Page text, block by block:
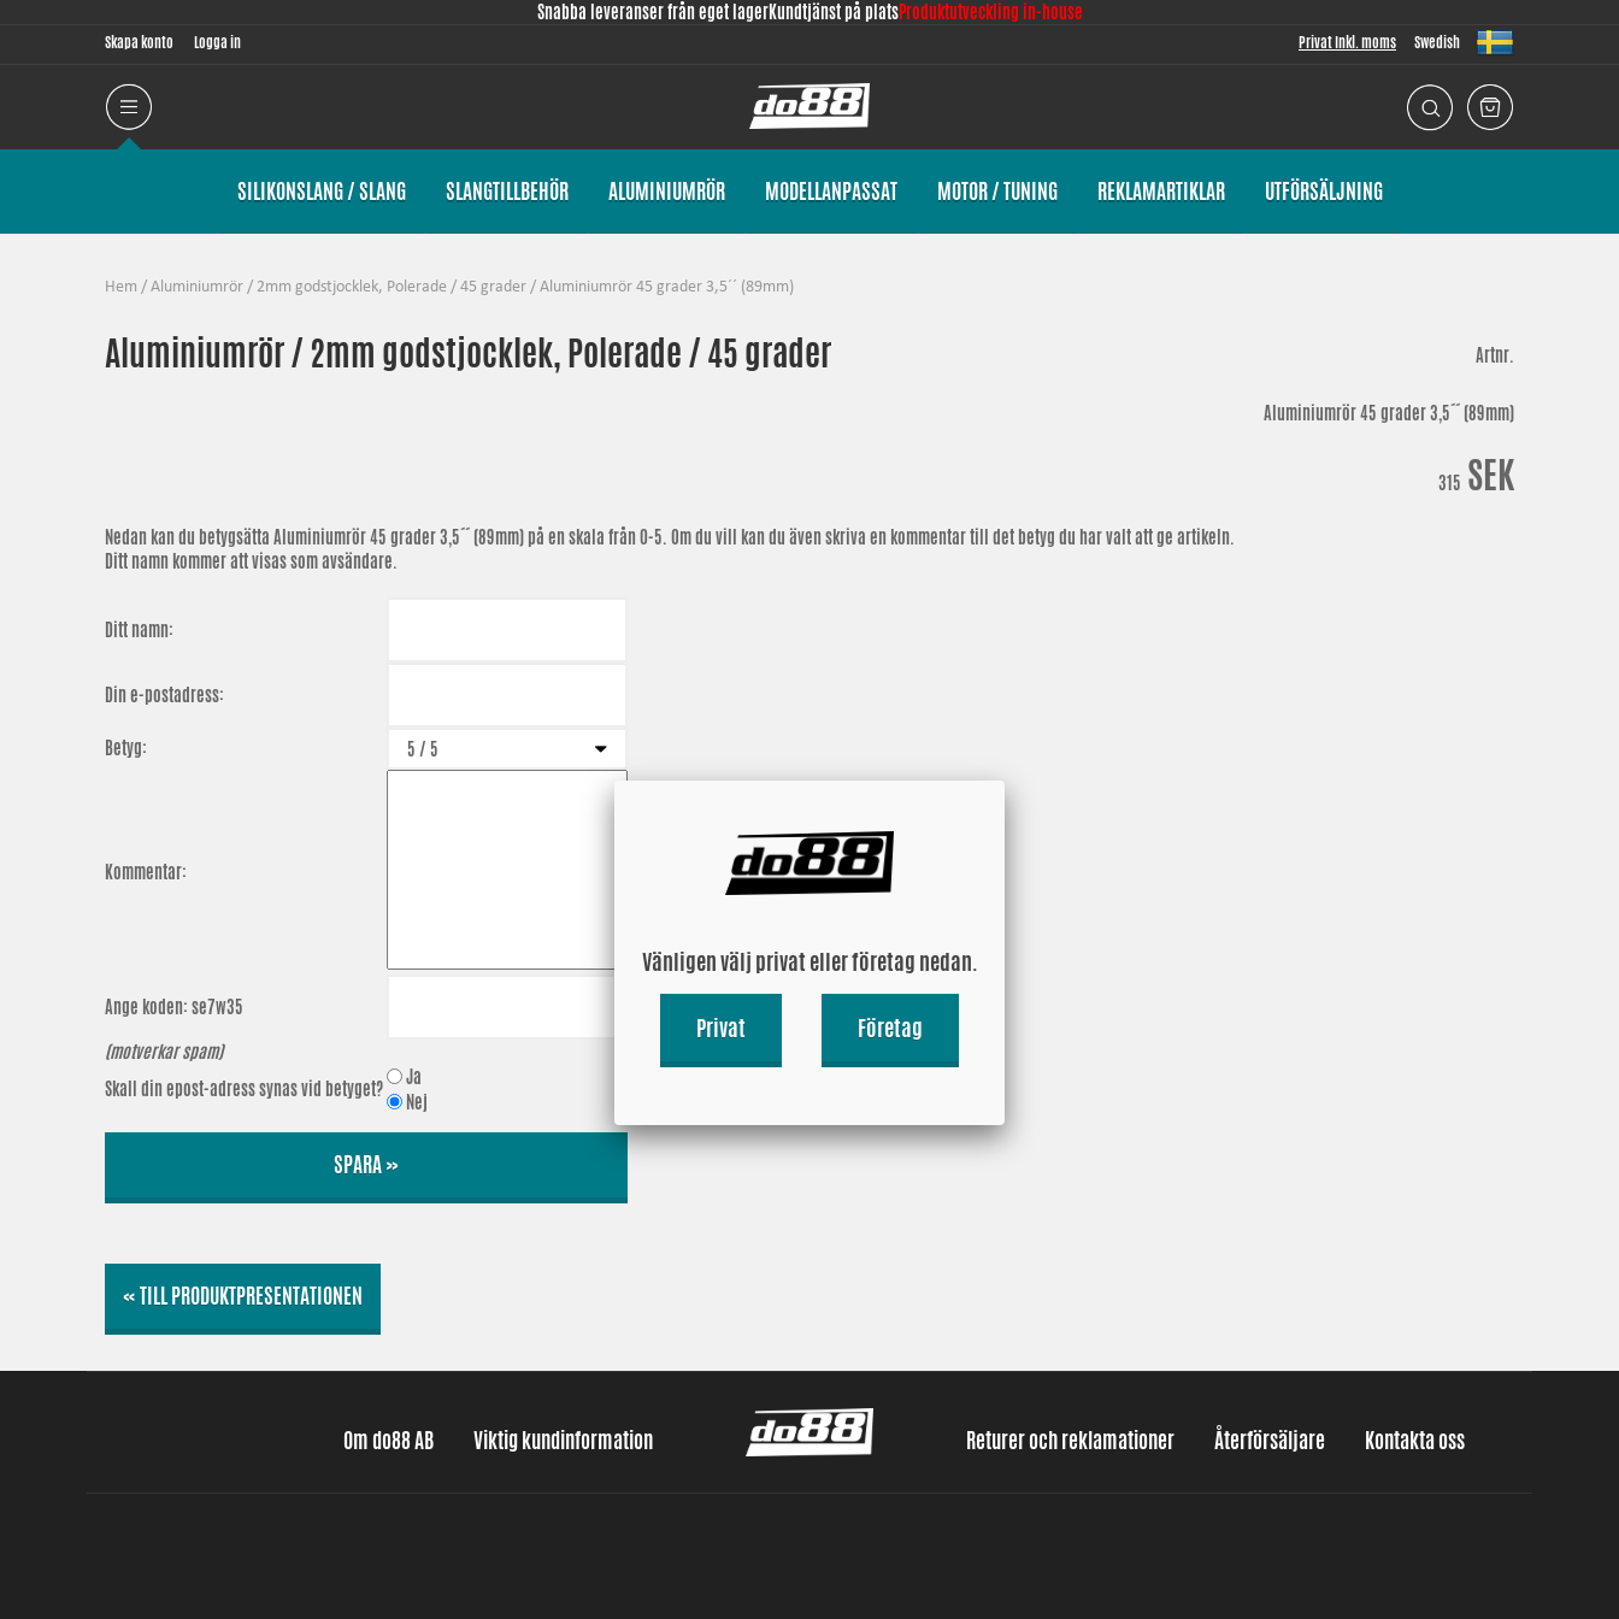
Snabba leveranser från eget lagerKundtjänst på platsProduktutveckling in-house
Skapa konto Logga in Privat Inkl. moms Swedish
SILIKONSLANG / SLANG SLANGTILLBEHÖR ALUMINIUMRÖR MODELLANPASSAT MOTOR / TUNING REKLAMARTIKLAR UTFÖRSÄLJNING
Hem / Aluminiumrör / 2mm godstjocklek, Polerade / 45 grader / Aluminiumrör 45 grader 3,5´´ (89mm)
Aluminiumrör / 2mm godstjocklek, Polerade / 45 grader Artnr.
Aluminiumrör 45 grader 3,5´´ (89mm)
315 SEK
Nedan kan du betygsätta Aluminiumrör 45 grader 3,5´´ (89mm) på en skala från 0-5. Om du vill kan du även skriva en kommentar till det betyg du har valt att ge artikeln.
Ditt namn kommer att visas som avsändare.
Ditt namn:
Din e-postadress:
Betyg:
Kommentar:
Ange koden: se7w35
(motverkar spam)
Skall din epost-adress synas vid betyget?
Ja
Nej
SPARA »
« TILL PRODUKTPRESENTATIONEN
Om do88 AB Viktig kundinformation Returer och reklamationer Återförsäljare Kontakta oss
Vänligen välj privat eller företag nedan.
Privat Företag